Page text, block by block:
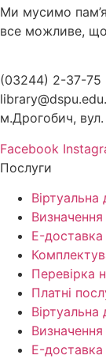
Ми мусимо
все можливе,
(03244) 2-37-75
м.Дрогобич, вул.
Facebook
Послуги
Віртуальна
E-
Перевірка
Платні
Віртуальна
E-